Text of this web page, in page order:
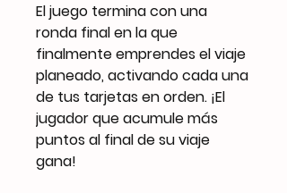
El juego termina con una
ronda final en la que
finalmente emprendes el viaje
planeado, activando cada una
de tus tarjetas en orden. ¡El
jugador que acumule más
puntos al final de su viaje
gana!